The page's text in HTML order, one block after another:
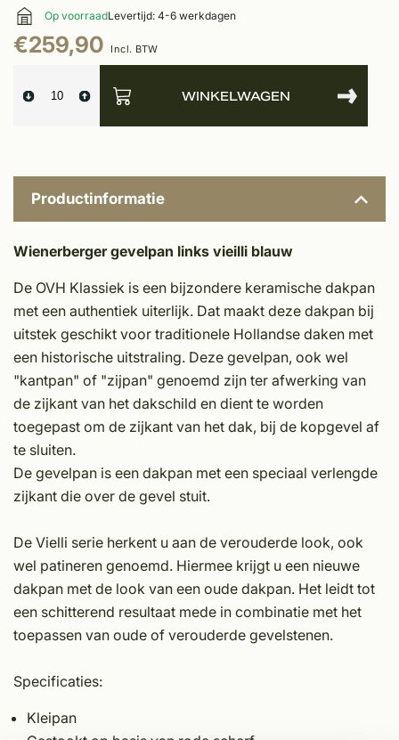
Op voorraadLevertijd: 4-6 werkdagen
€259,90 Incl. BTW
WINKELWAGEN
Productinformatie
Wienerberger gevelpan links vieilli blauw
De OVH Klassiek is een bijzondere keramische dakpan
met een authentiek uiterlijk. Dat maakt deze dakpan bij
uitstek geschikt voor traditionele Hollandse daken met
een historische uitstraling. Deze gevelpan, ook wel
"kantpan" of "zijpan" genoemd zijn ter afwerking van
de zijkant van het dakschild en dient te worden
toegepast om de zijkant van het dak, bij de kopgevel af
te sluiten.
De gevelpan is een dakpan met een speciaal verlengde
zijkant die over de gevel stuit.
De Vielli serie herkent u aan de verouderde look, ook
wel patineren genoemd. Hiermee krijgt u een nieuwe
dakpan met de look van een oude dakpan. Het leidt tot
een schitterend resultaat mede in combinatie met het
toepassen van oude of verouderde gevelstenen.
Specificaties:
Kleipan